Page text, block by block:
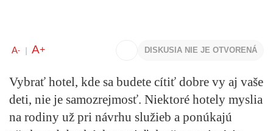
A- A+ DISKUSIA NIE JE OTVORENÁ
Vybrať hotel, kde sa budete cítiť dobre vy aj vaše
deti, nie je samozrejmosť. Niektoré hotely myslia
na rodiny už pri návrhu služieb a ponúkajú